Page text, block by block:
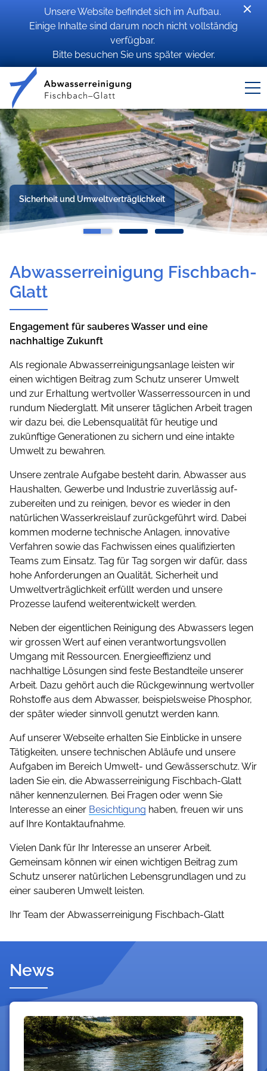
Unsere Website befindet sich im Aufbau.
Einige Inhalte sind darum noch nicht vollständig
verfügbar.
Bitte besuchen Sie uns später wieder.
Sicherheit und Umweltverträglichkeit
Abwasserreinigung Fischbach-
Glatt
Engagement für sauberes Wasser und eine
nachhaltige Zukunft
Als regionale Abwasserreinigungsanlage leisten wir
einen wichtigen Beitrag zum Schutz unserer Umwelt
und zur Erhaltung wertvoller Wasserressourcen in und
rundum Niederglatt. Mit unserer täglichen Arbeit tragen
wir dazu bei, die Lebensqualität für heutige und
zukünftige Generationen zu sichern und eine intakte
Umwelt zu bewahren.
Unsere zentrale Aufgabe besteht darin, Abwasser aus
Haushalten, Gewerbe und Industrie zuverlässig auf­
zubereiten und zu reinigen, bevor es wieder in den
natürlichen Wasserkreislauf zurückgeführt wird. Dabei
kommen moderne technische Anlagen, innovative
Verfahren sowie das Fachwissen eines qualifizierten
Teams zum Einsatz. Tag für Tag sorgen wir dafür, dass
hohe Anforderungen an Qualität, Sicherheit und
Umwelt­ver­träglichkeit erfüllt werden und unsere
Prozesse laufend weiterentwickelt werden.
Neben der eigentlichen Reinigung des Abwassers legen
wir grossen Wert auf einen verantwortungsvollen
Umgang mit Ressourcen. Energieeffizienz und
nachhaltige Lösungen sind feste Bestandteile unserer
Arbeit. Dazu gehört auch die Rückgewinnung wertvoller
Rohstoffe aus dem Abwasser, beispielsweise Phosphor,
der später wieder sinnvoll genutzt werden kann.
Auf unserer Webseite erhalten Sie Einblicke in unsere
Tätigkeiten, unsere technischen Abläufe und unsere
Aufgaben im Bereich Umwelt- und Gewässerschutz. Wir
laden Sie ein, die Abwasserreinigung Fischbach-Glatt
näher kennenzulernen. Bei Fragen oder wenn Sie
Interesse an einer Besichtigung haben, freuen wir uns
auf Ihre Kontaktaufnahme.
Vielen Dank für Ihr Interesse an unserer Arbeit.
Gemeinsam können wir einen wichtigen Beitrag zum
Schutz unserer natürlichen Lebensgrundlagen und zu
einer sauberen Umwelt leisten.
Ihr Team der Abwasserreinigung Fischbach-Glatt
News